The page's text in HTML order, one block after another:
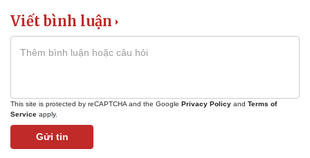
Giá cà phê
Viết bình luận
This site is protected by reCAPTCHA and the Google Privacy Policy and Terms of
Service apply.
Gửi tin